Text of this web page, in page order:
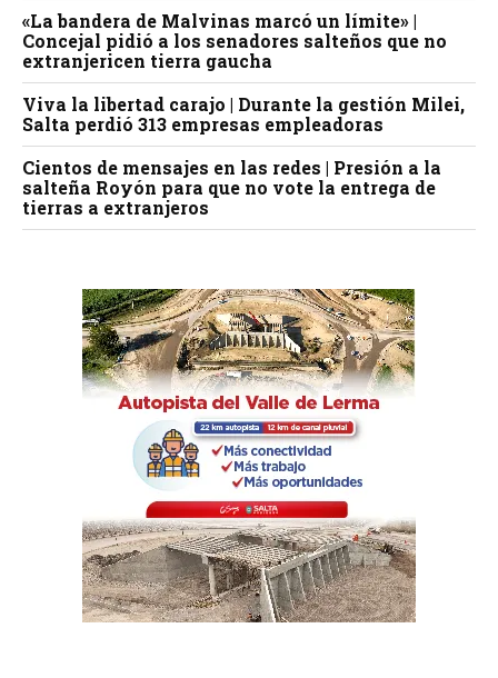
«La bandera de Malvinas marcó un límite» |
Concejal pidió a los senadores salteños que no
extranjericen tierra gaucha
Viva la libertad carajo | Durante la gestión Milei,
Salta perdió 313 empresas empleadoras
Cientos de mensajes en las redes | Presión a la
salteña Royón para que no vote la entrega de
tierras a extranjeros